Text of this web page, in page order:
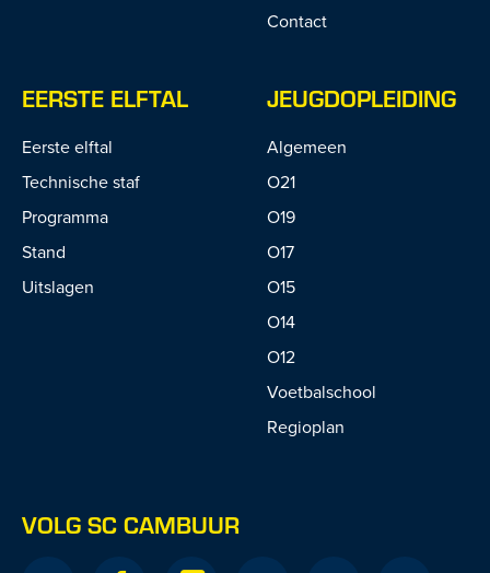
Contact
EERSTE ELFTAL
Eerste elftal
Technische staf
Programma
Stand
Uitslagen
JEUGDOPLEIDING
Algemeen
O21
O19
O17
O15
O14
O12
Voetbalschool
Regioplan
VOLG SC CAMBUUR